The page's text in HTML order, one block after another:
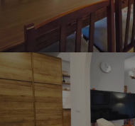
Non appena troverà la